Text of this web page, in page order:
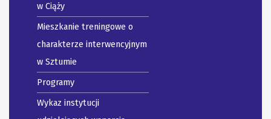
w Ciąży
Mieszkanie treningowe o
charakterze interwencyjnym
w Sztumie
Programy
Wykaz instytucji